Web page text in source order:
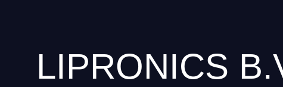
LIPRONICS